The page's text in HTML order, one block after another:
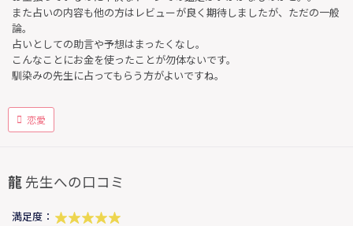
また占いの内容も他の方はレビューが良く期待しましたが、ただの一般
論。
占いとしての助言や予想はまったくなし。
こんなことにお金を使ったことが勿体ないです。
馴染みの先生に占ってもらう方がよいですね。
恋愛
龍 先生への口コミ
満足度：